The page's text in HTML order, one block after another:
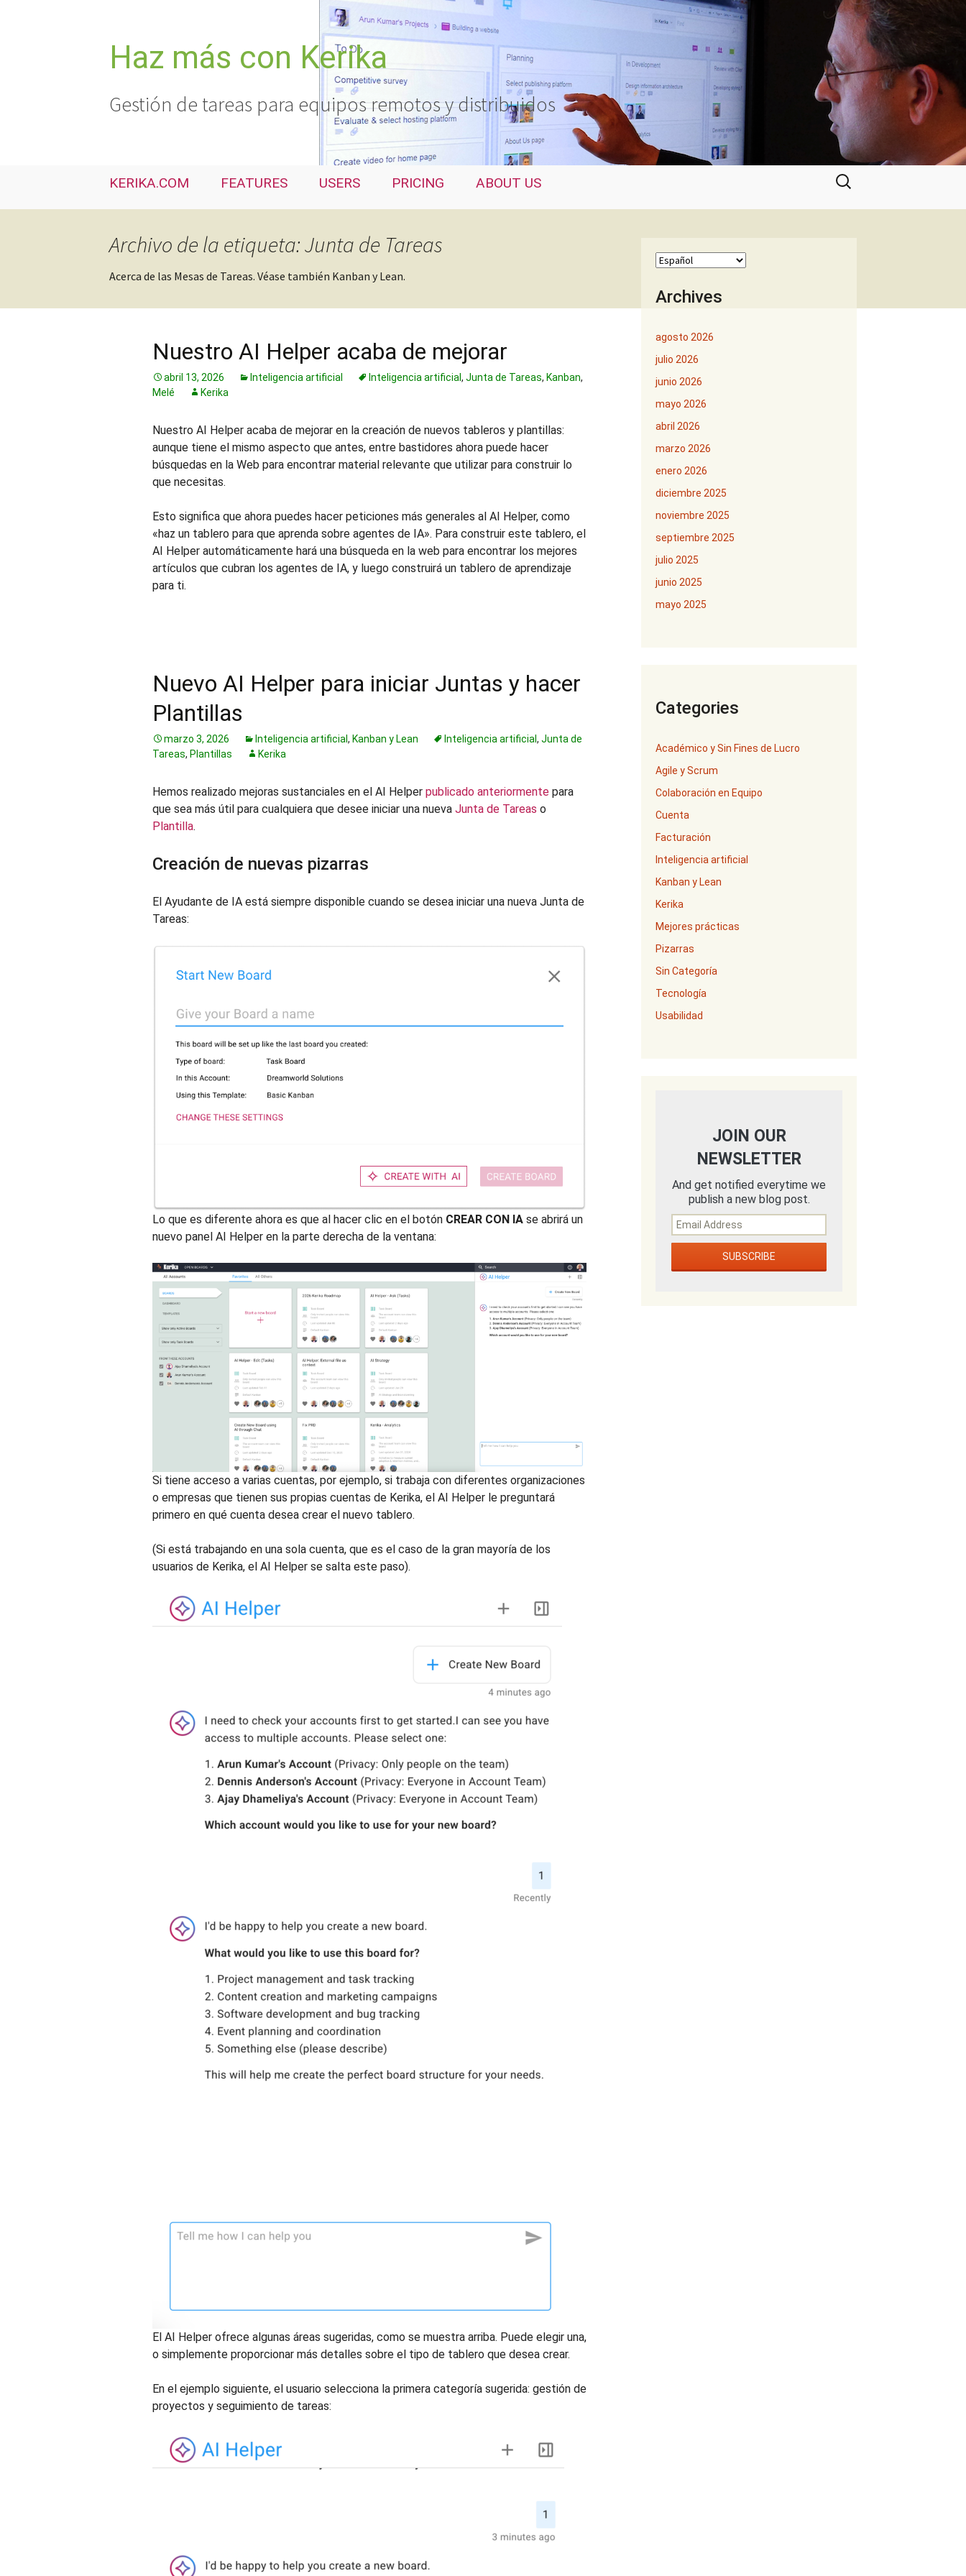
Haz más con Kerika
Gestión de tareas para equipos remotos y distribuidos
KERIKA.COM FEATURES USERS PRICING ABOUT US
Buscar:
Archivo de la etiqueta: Junta de Tareas
Acerca de las Mesas de Tareas. Véase también Kanban y Lean.
Nuestro AI Helper acaba de mejorar
abril 13, 2026 Inteligencia artificial Inteligencia artificial , Junta de Tareas, Kanban,
Melé
Kerika
Nuestro AI Helper acaba de mejorar en la creación de nuevos tableros y plantillas:
aunque tiene el mismo aspecto que antes, entre bastidores ahora puede hacer
búsquedas en la Web para encontrar material relevante que utilizar para construir lo
que necesitas.
Esto significa que ahora puedes hacer peticiones más generales al AI Helper, como
«haz un tablero para que aprenda sobre agentes de IA». Para construir este tablero, el
AI Helper automáticamente hará una búsqueda en la web para encontrar los mejores
artículos que cubran los agentes de IA, y luego construirá un tablero de aprendizaje
para ti.
Nuevo AI Helper para iniciar Juntas y hacer
Plantillas
marzo 3, 2026 Inteligencia artificial , Kanban y Lean Inteligencia artificial , Junta de
Tareas, Plantillas Kerika
Hemos realizado mejoras sustanciales en el AI Helper publicado anteriormente para
que sea más útil para cualquiera que desee iniciar una nueva Junta de Tareas o
Plantilla.
Creación de nuevas pizarras
El Ayudante de IA está siempre disponible cuando se desea iniciar una nueva Junta de
Tareas:
Lo que es diferente ahora es que al hacer clic en el botón CREAR CON IA se abrirá un
nuevo panel AI Helper en la parte derecha de la ventana:
Si tiene acceso a varias cuentas, por ejemplo, si trabaja con diferentes organizaciones
o empresas que tienen sus propias cuentas de Kerika, el AI Helper le preguntará
primero en qué cuenta desea crear el nuevo tablero.
(Si está trabajando en una sola cuenta, que es el caso de la gran mayoría de los
usuarios de Kerika, el AI Helper se salta este paso).
El AI Helper ofrece algunas áreas sugeridas, como se muestra arriba. Puede elegir una,
o simplemente proporcionar más detalles sobre el tipo de tablero que desea crear.
En el ejemplo siguiente, el usuario selecciona la primera categoría sugerida: gestión de
proyectos y seguimiento de tareas:
Archives
agosto 2026
julio 2026
junio 2026
mayo 2026
abril 2026
marzo 2026
enero 2026
diciembre 2025
noviembre 2025
septiembre 2025
julio 2025
junio 2025
mayo 2025
Categories
Académico y Sin Fines de Lucro
Agile y Scrum
Colaboración en Equipo
Cuenta
Facturación
Inteligencia artificial
Kanban y Lean
Kerika
Mejores prácticas
Pizarras
Sin Categoría
Tecnología
Usabilidad
JOIN OUR
NEWSLETTER
And get notified everytime we
publish a new blog post.